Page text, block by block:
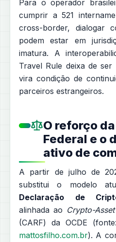
Para o operador
cumprir a 521
cross-border, dialogar
podem estar em
imatura. A
Travel Rule deixa de
vira condição de
parceiros estrangeiros.
O reforço
Federal e o
ativo de
A partir de julho de
substitui o modelo
Declaração de
alinhada ao Crypto-
(CARF) da OCDE
mattosfilho.com.br). A